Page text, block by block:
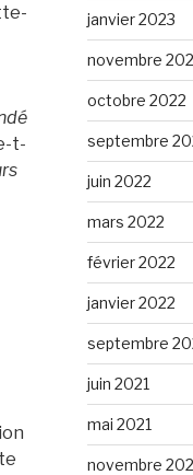
t-
janvier 2023
novembre
octobre 2022
septembre
juin 2022
mars 2022
février 2022
janvier 2022
septembre
juin 2021
mai 2021
novembre